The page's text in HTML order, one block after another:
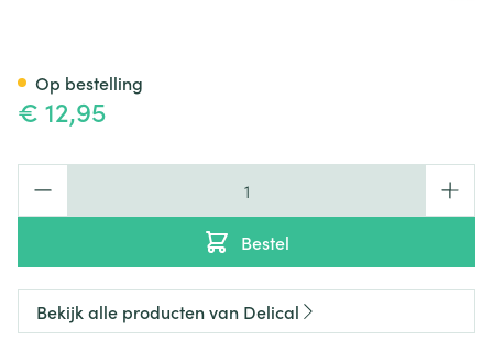
€ 12,95
Bestel
Op bestelling
Bekijk alle producten van Delical